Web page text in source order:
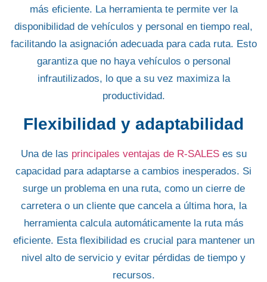
más eficiente. La herramienta te permite ver la
disponibilidad de vehículos y personal en tiempo real,
facilitando la asignación adecuada para cada ruta. Esto
garantiza que no hayavehículos o personal
infrautilizados, lo que a su vez maximiza la
productividad.
Flexibilidad y adaptabilidad
Una de las principales ventajas de R-SALES es su
capacidad para adaptarse a cambios inesperados. Si
surge un problema en una ruta, como un cierre de
carretera o un cliente que cancela a última hora, la
herramienta calcula automáticamente la ruta más
eficiente. Esta flexibilidad es crucial para mantener un
nivel alto de servicio y evitar pérdidas de tiempo y
recursos.